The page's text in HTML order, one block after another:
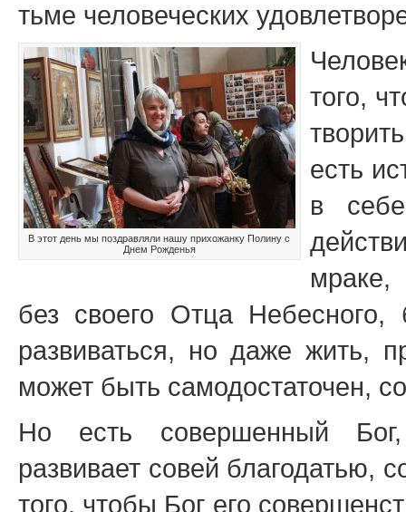
тьме человеческих
В этот день мы поздравляли нашу прихожанку Полину с
Днем Рожденья
того,
есть
в
мраке,
без своего Отца Небесного,
развиваться, но даже жить,
может быть самодостаточен,
Но есть совершенный Бог,
развивает совей благодатью,
того, чтобы Бог его